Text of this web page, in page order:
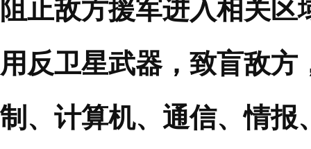
阻止敌方援军进入相关
用反卫星武器，致盲敌
制、计算机、通信、情报